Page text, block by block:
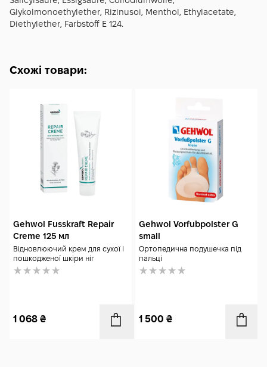
Glykolmonoethylether, Rizinusoi, Menthol, Ethylacetate,
Diethylether, Farbstoff E 124.
Схожі товари:
Gehwol Fusskraft Repair
Creme 125 мл
Відновлюючий крем для сухої і
пошкодженої шкіри ніг
1 068 ₴
Gehwol Vorfubpolster G
small
Ортопедична подушечка під
пальці
1 500 ₴